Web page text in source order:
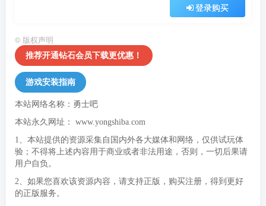
登录购买
© 版权声明
推荐开通钻石会员下载更优惠！
游戏安装指南
本站网络名称：勇士吧
本站永久网址： www.yongshiba.com
1、本站提供的资源采集自国内外各大媒体和网络，仅供试玩体
验；不得将上述内容用于商业或者非法用途，否则，一切后果请
用户自负。
2、如果您喜欢该资源内容，请支持正版，购买注册，得到更好
的正版服务。